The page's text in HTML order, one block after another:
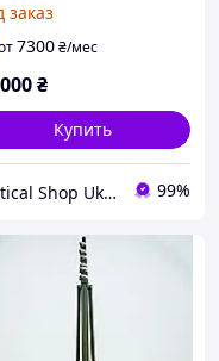
заказ
7300₴/мес
₴
Купить
Tactical Shop Ukraine 99%